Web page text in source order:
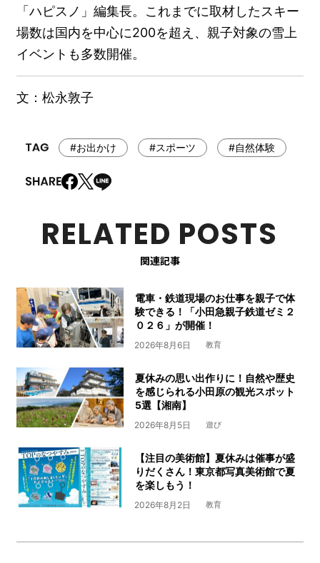
「ハピスノ」編集長。これまでに取材したスキー
場数は国内を中心に200を超え、親子対象の雪上
イベントも多数開催。
文：松永敦子
#お出かけ #スポーツ #自然体験
RELATED POSTS
関連記事
電車・鉄道現場のお仕事を親子で体
験できる！「小田急親子鉄道ゼミ２
０２６」が開催！
2026年8月6日 教育
夏休みの思い出作りに！自然や歴史
を感じられる小田原の観光スポット
5選【湘南】
2026年8月5日 遊び
【注目の美術館】夏休みは催事が盛
りだくさん！東京都写真美術館で夏
を楽しもう！
2026年8月2日 教育